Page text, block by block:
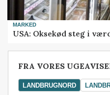
MARKED
USA: Oksekød steg i
FRA VORES
LANDBRUGNORD